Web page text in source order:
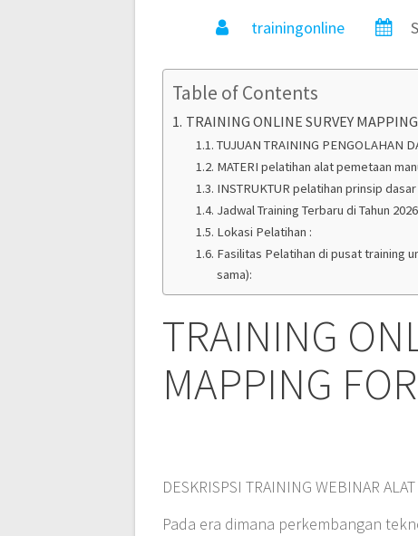
trainingonline
Table of Contents
TRAINING ONLINE SURVEY MAPPING
TUJUAN TRAINING PENGOLAHAN
MATERI pelatihan alat pemetaan
INSTRUKTUR pelatihan prinsip
Jadwal Training Terbaru di Tahun
Lokasi Pelatihan :
Fasilitas Pelatihan di pusat training
sama):
TRAINING
MAPPING
DESKRISPSI TRAINING WEBINAR
Pada era dimana perkembangan